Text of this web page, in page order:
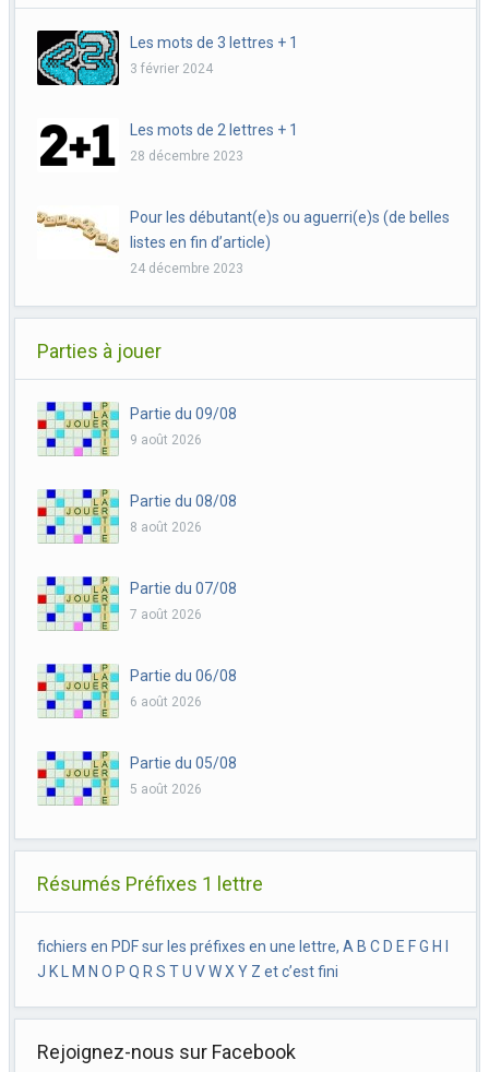
Les mots de 3 lettres + 1
3 février 2024
Les mots de 2 lettres + 1
28 décembre 2023
Pour les débutant(e)s ou aguerri(e)s (de belles
listes en fin d’article)
24 décembre 2023
Parties à jouer
Partie du 09/08
9 août 2026
Partie du 08/08
8 août 2026
Partie du 07/08
7 août 2026
Partie du 06/08
6 août 2026
Partie du 05/08
5 août 2026
Résumés Préfixes 1 lettre
fichiers en PDF sur les préfixes en une lettre, A B C D E F G H I
J K L M N O P Q R S T U V W X Y Z et c’est fini
Rejoignez-nous sur Facebook